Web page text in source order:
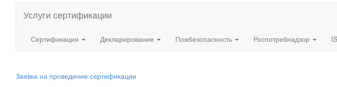
Услуги сертификации
Сертификация Декларирование Пожбезопасность Роспотребнадзор
Заявка на проведение сертификации